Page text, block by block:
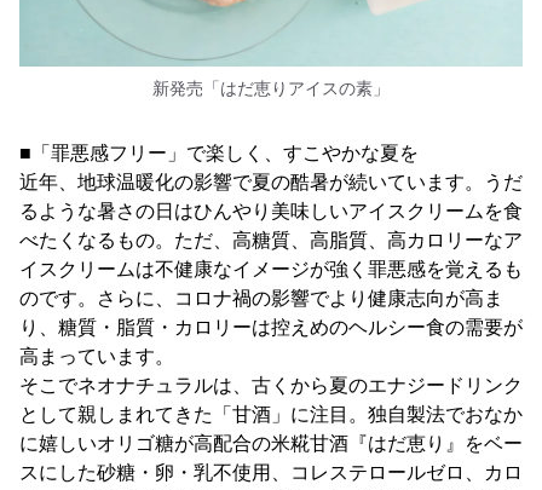
新発売「はだ恵りアイスの素」
■「罪悪感フリー」で楽しく、すこやかな夏を
近年、地球温暖化の影響で夏の酷暑が続いています。うだ
るような暑さの日はひんやり美味しいアイスクリームを食
べたくなるもの。ただ、高糖質、高脂質、高カロリーなア
イスクリームは不健康なイメージが強く罪悪感を覚えるも
のです。さらに、コロナ禍の影響でより健康志向が高ま
り、糖質・脂質・カロリーは控えめのヘルシー食の需要が
高まっています。
そこでネオナチュラルは、古くから夏のエナジードリンク
として親しまれてきた「甘酒」に注目。独自製法でおなか
に嬉しいオリゴ糖が高配合の米糀甘酒『はだ恵り』をベー
スにした砂糖・卵・乳不使用、コレステロールゼロ、カロ